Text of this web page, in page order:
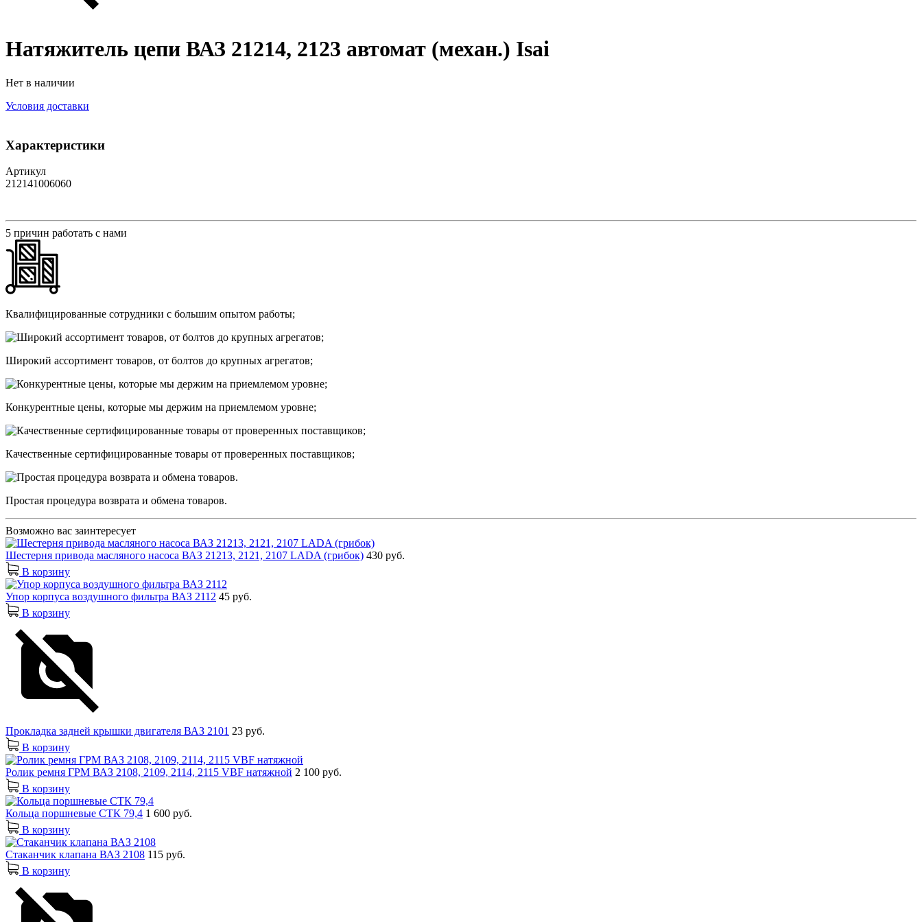
Натяжитель цепи ВАЗ 21214, 2123 автомат (механ.) Isai
Нет в наличии
Условия доставки
Характеристики
Артикул
212141006060
5 причин работать с нами
Квалифицированные сотрудники с большим опытом работы;
Широкий ассортимент товаров, от болтов до крупных агрегатов;
Конкурентные цены, которые мы держим на приемлемом уровне;
Качественные сертифицированные товары от проверенных поставщиков;
Простая процедура возврата и обмена товаров.
Возможно вас заинтересует
Шестерня привода масляного насоса ВАЗ 21213, 2121, 2107 LADA (грибок) 430 руб.
В корзину
Упор корпуса воздушного фильтра ВАЗ 2112 45 руб.
В корзину
Прокладка задней крышки двигателя ВАЗ 2101 23 руб.
В корзину
Ролик ремня ГРМ ВАЗ 2108, 2109, 2114, 2115 VBF натяжной 2 100 руб.
В корзину
Кольца поршневые СТК 79,4 1 600 руб.
В корзину
Стаканчик клапана ВАЗ 2108 115 руб.
В корзину